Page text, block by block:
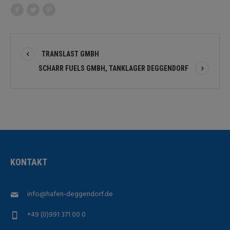
TRANSLAST GMBH
SCHARR FUELS GMBH, TANKLAGER DEGGENDORF
KONTAKT
info@hafen-deggendorf.de
+49 (0)991 371 00 0